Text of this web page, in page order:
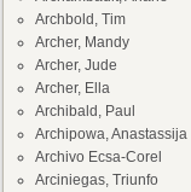
Archbold, Tim
Archer, Mandy
Archer, Jude
Archer, Ella
Archibald, Paul
Archipowa, Anastassija
Archivo Ecsa-Corel
Arciniegas, Triunfo